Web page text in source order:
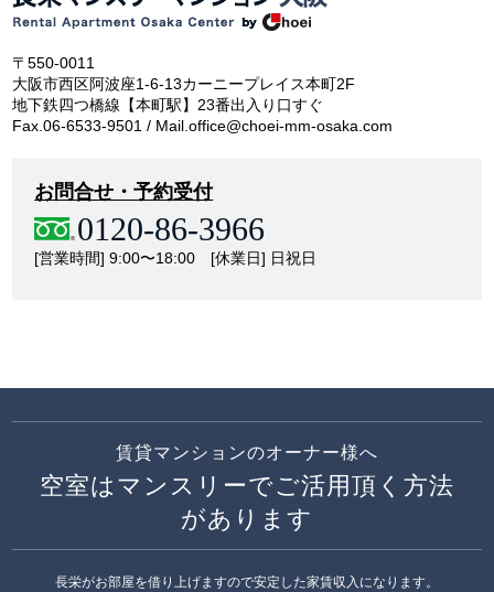
〒550-0011
大阪市西区阿波座1-6-13カーニープレイス本町2F
地下鉄四つ橋線【本町駅】23番出入り口すぐ
Fax.06-6533-9501 / Mail.office@choei-mm-osaka.com
お問合せ・予約受付
0120-86-3966
[営業時間] 9:00〜18:00 [休業日] 日祝日
賃貸マンションのオーナー様へ
空室はマンスリーでご活用頂く方法
があります
長栄がお部屋を借り上げますので安定した家賃収入になります。